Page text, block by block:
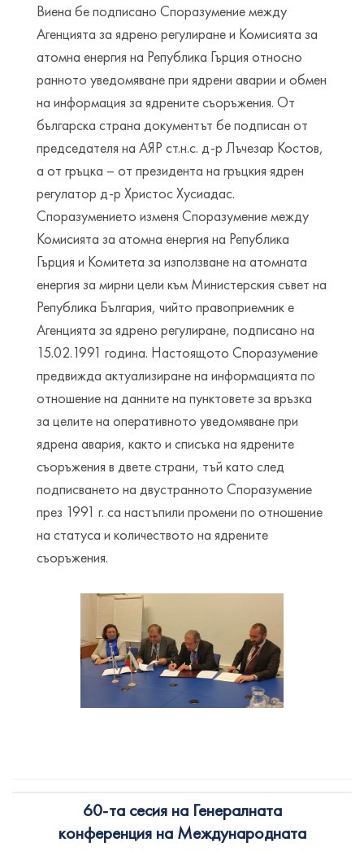
Виена бе подписано Споразумение между
Агенцията за ядрено регулиране и Комисията за
атомна енергия на Република Гърция относно
ранното уведомяване при ядрени аварии и обмен
на информация за ядрените съоръжения. От
българска страна документът бе подписан от
председателя на АЯР ст.н.с. д-р Лъчезар Костов,
а от гръцка – от президента на гръцкия ядрен
регулатор д-р Христос Хусиадас.
Споразумението изменя Споразумение между
Комисията за атомна енергия на Република
Гърция и Комитета за използване на атомната
енергия за мирни цели към Министерския съвет на
Република България, чийто правоприемник е
Агенцията за ядрено регулиране, подписано на
15.02.1991 година. Настоящото Споразумение
предвижда актуализиране на информацията по
отношение на данните на пунктовете за връзка
за целите на оперативното уведомяване при
ядрена авария, както и списъка на ядрените
съоръжения в двете страни, тъй като след
подписването на двустранното Споразумение
през 1991 г. са настъпили промени по отношение
на статуса и количеството на ядрените
съоръжения.
60-та сесия на Генералната
конференция на Международната